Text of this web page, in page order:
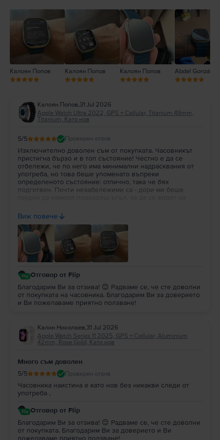
1
Калоян Попов Калоян Попов Калоян Попов Abdel González
Калоян Попов,31 Jul 2026
Apple Watch Ultra 2022, GPS + Cellular, Titanium 49mm,
Titanium, Като нов
5/5 Проверен отзив
Изключително доволен съм от покупката. Часовникът
пристигна бързо и в топ състояние! Честно е да се
отбележи, че по него има минимални надрасквания от
употреба, но това беше упоменато въпреки
определеното състояние: отлично, така че бях
подготвен. Почти незабележими са - дори ми беше
съвсем недоловими. По-важното за мен в случая беше
състоянието на батерията: 100% здраве!!! Препоръчвам
на всеки да вдъхне нов живот на използвана вече
техника!
Виж повече
Отговор от Flip
Благодарим Ви за отзива! 😊 Радваме се, че сте доволни
от покупката на часовника. Благодарим Ви за доверието
и Ви пожелаваме приятно ползване!
Калин Николаев,31 Jul 2026
Apple Watch Series 11 2025, GPS + Cellular, Aluminium
42mm, Rose Gold, Като нов
Много съм доволен
5/5 Проверен отзив
Часовника наистина е като нов без никакви следи от
употреба ,
Отговор от Flip
Благодарим Ви за отзива! 😊 Радваме се, че сте доволни
от покупката. Благодарим Ви за доверието и Ви
пожелаваме приятно ползване!